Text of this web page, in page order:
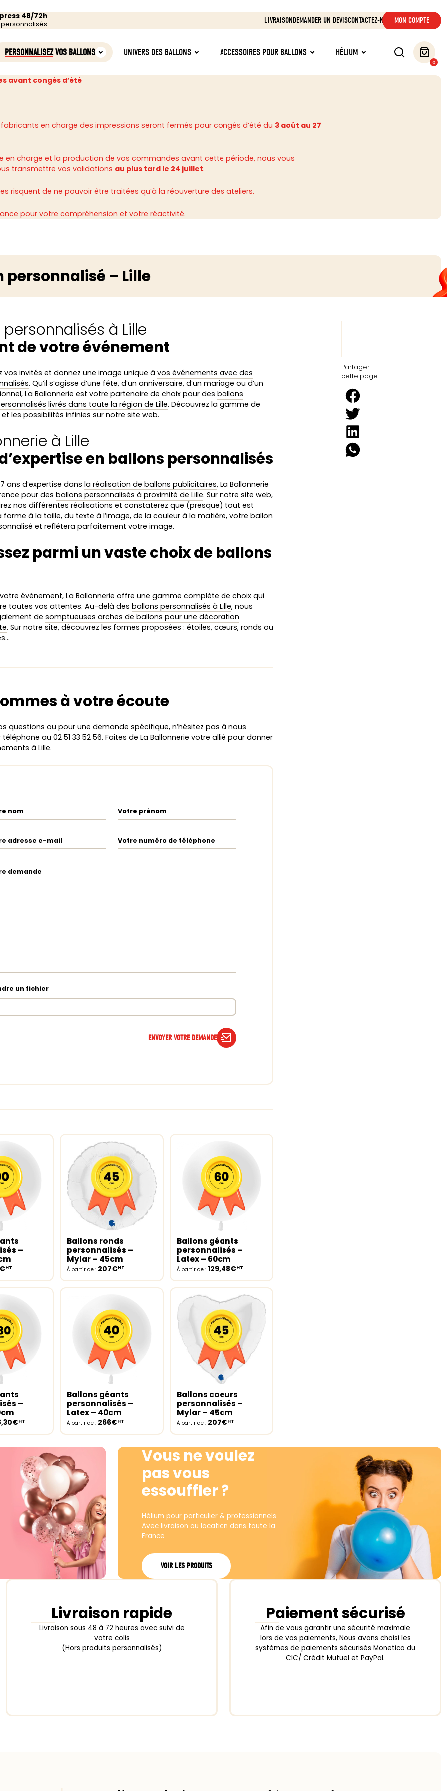
48/72h LIVRAISONDEMANDER UN DEVISCONTACTEZ-NOUS MON COMPTE
PERSONNALISEZVOS BALLONS UNIVERS DES BALLONS ACCESSOIRES POUR BALLONS HÉLIUM
0
avant congés d’été
en charge des impressions seront fermés pour congés d’été du 3 août au 27
en charge et la production de vos commandes avant cette période, nous vous
transmettre vos validations au plus tard le 24 juillet.
risquent de ne pouvoir être traitées qu’à la réouverture des ateliers.
pour votre compréhension et votre réactivité.
personnalisé – Lille
personnalisés à Lille
de votre événement
vos invités et donnez une image unique à vos événements avec des
. Qu’il s’agisse d’une fête, d’un anniversaire, d’un mariage ou d’un
La Ballonnerie est votre partenaire de choix pour des ballons
livrés dans toute la région de Lille. Découvrez la gamme de
les possibilités infinies sur notre site web.
à Lille
d’expertise en ballons personnalisés
ans d’expertise dans la réalisation de ballons publicitaires, La Ballonnerie
pour des ballons personnalisés à proximité de Lille. Sur notre site web,
nos différentes réalisations et constaterez que (presque) tout est
forme à la taille, du texte à l’image, de la couleur à la matière, votre ballon
et reflétera parfaitement votre image.
parmi un vaste choix de ballons
événement, La Ballonnerie offre une gamme complète de choix qui
toutes vos attentes. Au-delà des ballons personnalisés à Lille, nous
de somptueuses arches de ballons pour une décoration
. Sur notre site, découvrez les formes proposées : étoiles, cœurs, ronds ou
à votre écoute
questions ou pour une demande spécifique, n’hésitez pas à nous
au 02 51 33 52 56. Faites de La Ballonnerie votre allié pour donner
à Lille.
nom Votre prénom
adresse e-mail Votre numéro de téléphone
demande
un fichier
ENVOYER VOTRE DEMANDE
–
HT
Select options
Ballons ronds
personnalisés –
Mylar – 45cm
À partir de : 207€HT
Select options
Ballons géants
personnalisés –
Latex – 60cm
À partir de : 129,48€HT
–
HT
Select options
Ballons géants
personnalisés –
Latex – 40cm
À partir de : 266€HT
Select options
Ballons coeurs
personnalisés –
Mylar – 45cm
À partir de : 207€HT
Partager
cette page
Vous ne voulez
pas vous
essouffler ?
Hélium pour particulier & professionnels
Avec livraison ou location dans toute la
France
VOIR LES PRODUITS
Livraison rapide
Livraison sous 48 à 72 heures avec suivi de
votre colis
(Hors produits personnalisés)
Paiement sécurisé
Afin de vous garantir une sécurité maximale
lors de vos paiements, Nous avons choisi les
systèmes de paiements sécurisés Monetico du
CIC/ Crédit Mutuel et PayPal.